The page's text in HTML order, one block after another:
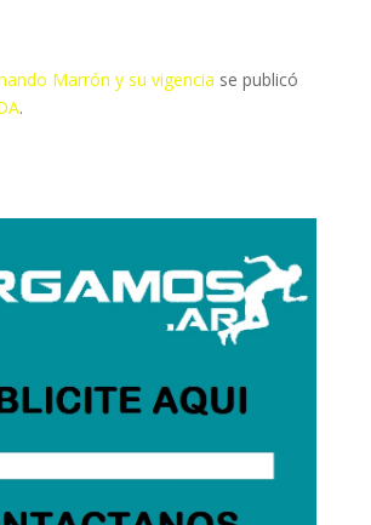
Marrón y su vigencia se publicó
.